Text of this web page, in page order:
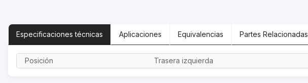
Especificacionestécnicas Aplicaciones Equivalencias Partes Relacionadas
Posición Trasera izquierda